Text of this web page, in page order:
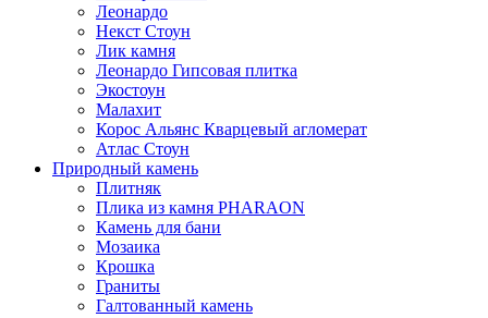
Леонардо
Некст Стоун
Лик камня
Леонардо Гипсовая плитка
Экостоун
Малахит
Корос Альянс Кварцевый агломерат
Атлас Стоун
Природный камень
Плитняк
Плика из камня PHARAON
Камень для бани
Мозаика
Крошка
Граниты
Галтованный камень